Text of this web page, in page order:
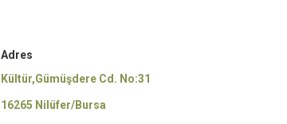
Adres
Kültür,Gümüşdere Cd. No:31
16265 Nilüfer/Bursa